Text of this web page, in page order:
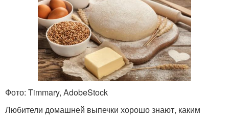
Тест для булочек Тесто на молоке
Воздушное тесто
Фото: Timmary, AdobeStock
Любители домашней выпечки хорошо знают, каким